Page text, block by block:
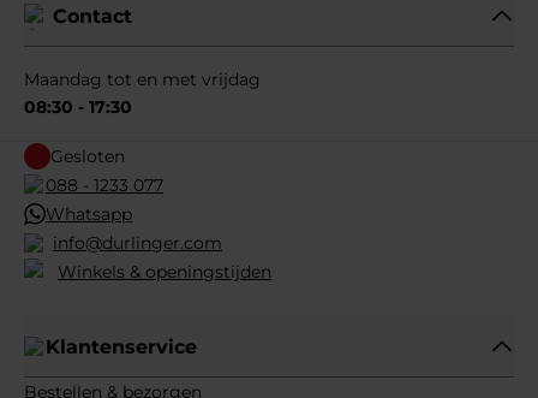
Contact
Maandag tot en met vrijdag
08:30 - 17:30
Gesloten
088 - 1233 077
Whatsapp
info@durlinger.com
Winkels & openingstijden
Klantenservice
Bestellen & bezorgen